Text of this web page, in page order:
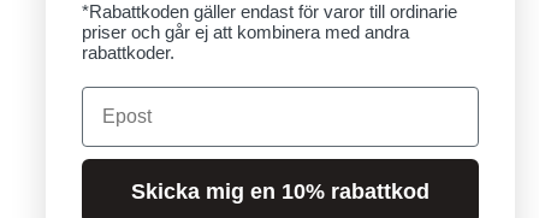
© 2026 Stockholms Ljusbutik. Alla rättigheter förbehållna.
*Rabattkoden gäller endast för varor till ordinarie
priser och går ej att kombinera med andra
rabattkoder.
Email
Skicka mig en 10% rabattkod